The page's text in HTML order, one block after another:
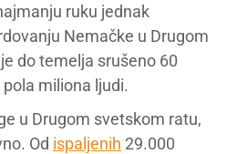
ruku jednak
Nemačke u Drugom
do temelja srušeno 60
miliona ljudi.
u Drugom svetskom ratu,
Od ispaljenih 29.000